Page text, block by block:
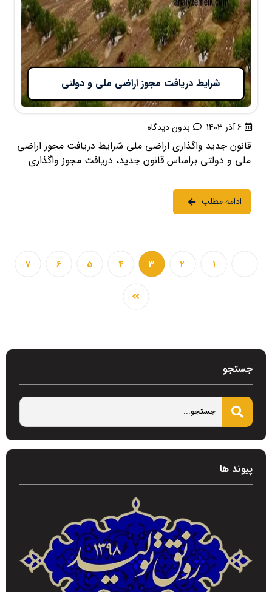
شرایط دریافت مجوز اراضی ملی و دولتی
6 آذر 1403 بدون دیدگاه
قانون جدید واگذاری اراضی ملی شرایط دریافت مجوز اراضی
ملی و دولتی براساس قانون جدید، دریافت مجوز واگذاری ...
ادامه مطلب
1
2
3
4
5
6
7
جستجو
پیوند ها